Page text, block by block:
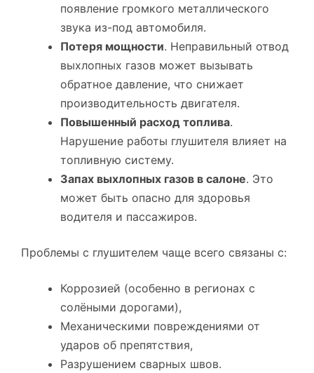
появление громкого металлического
звука из-под автомобиля.
Потеря мощности. Неправильный отвод
выхлопных газов может вызывать
обратное давление, что снижает
производительность двигателя.
Повышенный расход топлива.
Нарушение работы глушителя влияет на
топливную систему.
Запах выхлопных газов в салоне. Это
может быть опасно для здоровья
водителя и пассажиров.
Проблемы с глушителем чаще всего связаны с:
Коррозией (особенно в регионах с
солёными дорогами),
Механическими повреждениями от
ударов об препятствия,
Разрушением сварных швов.